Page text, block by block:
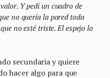
Y pedí un cuadro de
no quería la pared toda
no esté triste. El espejo lo
secundaria y quiere
hacer algo para que